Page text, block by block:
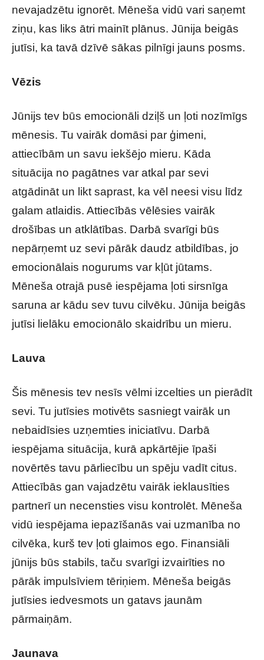
nevajadzētu ignorēt. Mēneša vidū vari saņemt
ziņu, kas liks ātri mainīt plānus. Jūnija beigās
jutīsi, ka tavā dzīvē sākas pilnīgi jauns posms.
Vēzis
Jūnijs tev būs emocionāli dziļš un ļoti nozīmīgs
mēnesis. Tu vairāk domāsi par ģimeni,
attiecībām un savu iekšējo mieru. Kāda
situācija no pagātnes var atkal par sevi
atgādināt un likt saprast, ka vēl neesi visu līdz
galam atlaidis. Attiecībās vēlēsies vairāk
drošības un atklātības. Darbā svarīgi būs
nepārņemt uz sevi pārāk daudz atbildības, jo
emocionālais nogurums var kļūt jūtams.
Mēneša otrajā pusē iespējama ļoti sirsnīga
saruna ar kādu sev tuvu cilvēku. Jūnija beigās
jutīsi lielāku emocionālo skaidrību un mieru.
Lauva
Šis mēnesis tev nesīs vēlmi izcelties un pierādīt
sevi. Tu jutīsies motivēts sasniegt vairāk un
nebaidīsies uzņemties iniciatīvu. Darbā
iespējama situācija, kurā apkārtējie īpaši
novērtēs tavu pārliecību un spēju vadīt citus.
Attiecībās gan vajadzētu vairāk ieklausīties
partnerī un necensties visu kontrolēt. Mēneša
vidū iespējama iepazīšanās vai uzmanība no
cilvēka, kurš tev ļoti glaimos ego. Finansiāli
jūnijs būs stabils, taču svarīgi izvairīties no
pārāk impulsīviem tēriņiem. Mēneša beigās
jutīsies iedvesmots un gatavs jaunām
pārmaiņām.
Jaunava